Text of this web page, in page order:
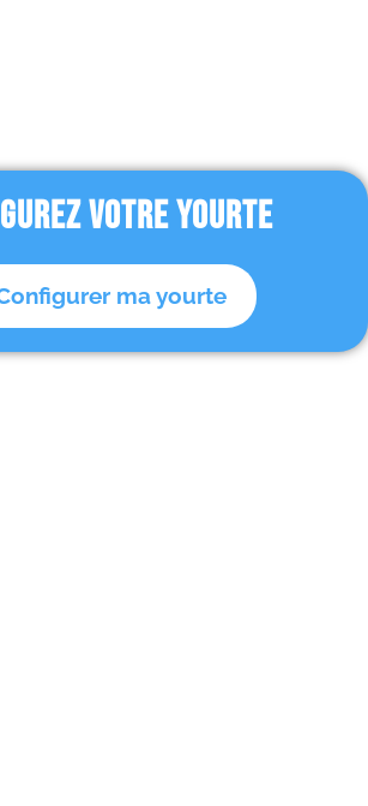
VOTRE YOURTE
ma yourte